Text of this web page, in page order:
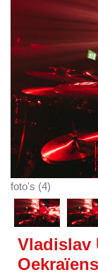
foto's (4)
Vladislav